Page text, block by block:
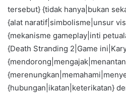
tersebut} {tidak hanya|bukan
{alat naratif|simbolisme|unsur
{mekanisme gameplay|inti
{Death Stranding 2|Game
{hubungan|ikatan|keterikatan}